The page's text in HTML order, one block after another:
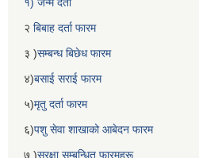
१) जन्म दर्ता
२ बिबाह दर्ता फारम
३ )सम्बन्ध बिछेध फारम
४)बसाई सराई फारम
५)मृतु दर्ता फारम
६)पशु सेवा शाखाको आबेदन फारम
७ )सुरक्षा सम्बन्धित फारमहरू